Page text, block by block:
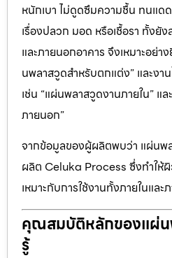
หนักเบา ไม่ดูดซึมความชื้น ทนแด
เรื่องปลวก มอด หรือเชื้อรา ทั้งยัง
และภายนอกอาคาร จึงเหมาะอย่
นพลาสวูดสำหรับตกแต่ง” และงา
เช่น “แผ่นพลาสวูดงานภายใน” แ
ภายนอก”
จากข้อมูลของผู้ผลิตพบว่า แผ่นพ
ผลิต Celuka Process ซึ่งทำให้
เหมาะกับการใช้งานทั้งภายในแล
คุณสมบัติหลักของแผ่
รู้